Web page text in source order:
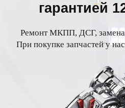
гарантией
Ремонт МКПП, ДСГ, замена
При покупке запчастей у